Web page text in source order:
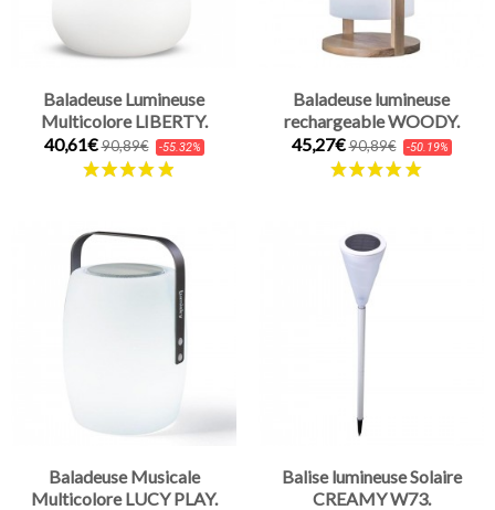
Baladeuse Lumineuse
Multicolore LIBERTY.
40,61€90,89€ -55.32%
Baladeuse lumineuse
rechargeable WOODY.
45,27€90,89€ -50.19%
Baladeuse Musicale
Multicolore LUCY PLAY.
Balise lumineuse Solaire
CREAMY W73.